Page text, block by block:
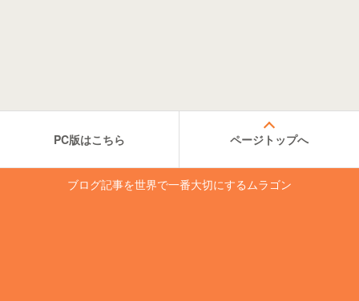
PC版はこちら ページトップへ
ブログ記事を世界で一番大切にするムラゴン